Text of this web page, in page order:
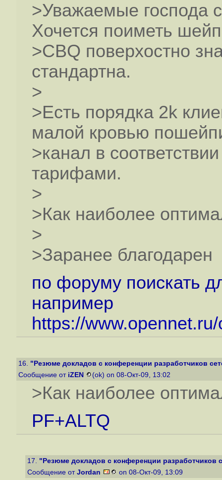
>Уважаемые господа
Хочется поиметь
>CBQ поверхостно
стандартна.
>
>Есть порядка 2k
малой кровью
>канал в
тарифами.
>
>Как наиболее
>
>Заранее благодарен
по форуму поискать
например
https://
16. "Резюме докладов с конференции разработчиков
Сообщение от iZEN (ok) on 08-Окт-09, 13:02
>Как наиболее
PF+ALTQ
17. "Резюме докладов с конференции разработчиков
Сообщение от Jordan on 08-Окт-09, 13:09